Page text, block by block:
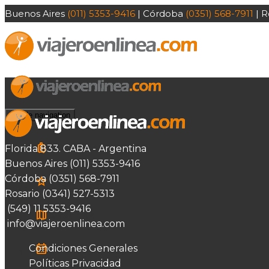
Buenos Aires (011) 5353-9416 | Córdoba (0351) 568-7911 |
Toggle navigation
Paquetes
Sugeridos
Circuitos
Last Minute
Florida 833. CABA - Argentina
Buenos Aires (011) 5353-9416
Córdoba (0351) 568-7911
Rosario (0341) 527-5313
(549) 11 5353-9416
info@viajeroenlinea.com
Condiciones Generales
Políticas Privacidad